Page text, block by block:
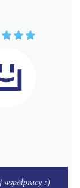
współpracy :)